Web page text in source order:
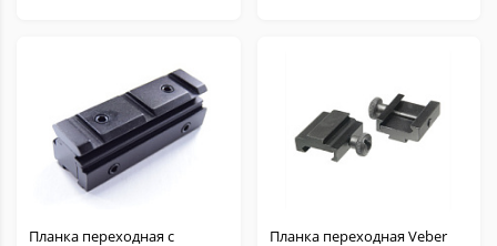
Планка переходная с
Планка переходная Veber